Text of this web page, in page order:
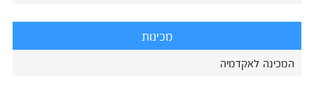
מכינות
המכינה לאקדמיה